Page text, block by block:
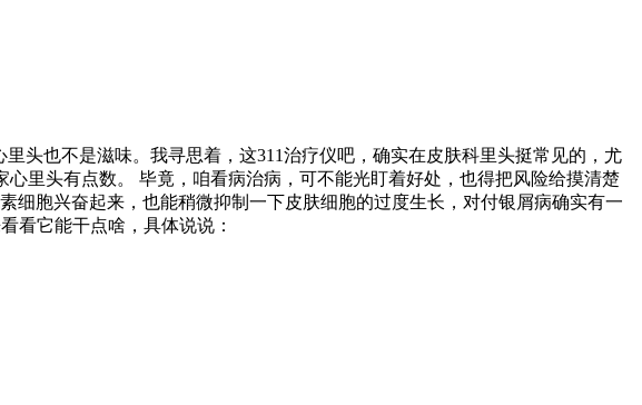
头也不是滋味。我寻思着，这311治疗仪吧，确实在皮肤科里头挺常见的，尤
里头有点数。 毕竟，咱看病治病，可不能光盯着好处，也得把风险给摸清楚
细胞兴奋起来，也能稍微抑制一下皮肤细胞的过度生长，对付银屑病确实有一
看它能干点啥，具体说说：